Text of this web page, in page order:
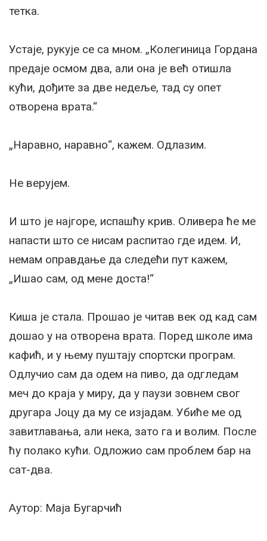
тетка.
Устаје, рукује се са мном. „Колегиница Гордана
предаје осмом два, али она је већ отишла
кући, дођите за две недеље, тад су опет
отворена врата.“
„Наравно, наравно“, кажем. Одлазим.
Не верујем.
И што је најгоре, испашћу крив. Оливера ће ме
напасти што се нисам распитао где идем. И,
немам оправдање да следећи пут кажем,
„Ишао сам, од мене доста!“
Киша је стала. Прошао је читав век од кад сам
дошао у на отворена врата. Поред школе има
кафић, и у њему пуштају спортски програм.
Одлучио сам да одем на пиво, да одгледам
меч до краја у миру, да у паузи зовнем свог
другара Јоцу да му се изјадам. Убиће ме од
завитлавања, али нека, зато га и волим. После
ћу полако кући. Одложио сам проблем бар на
сат-два.
Аутор: Маја Бугарчић